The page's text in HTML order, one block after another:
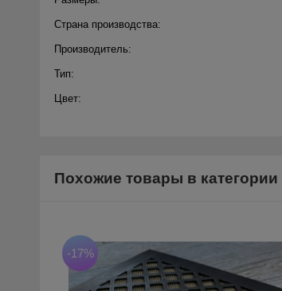
Страна производства:
Производитель:
Тип:
Цвет:
Похожие товары в категории
-17%